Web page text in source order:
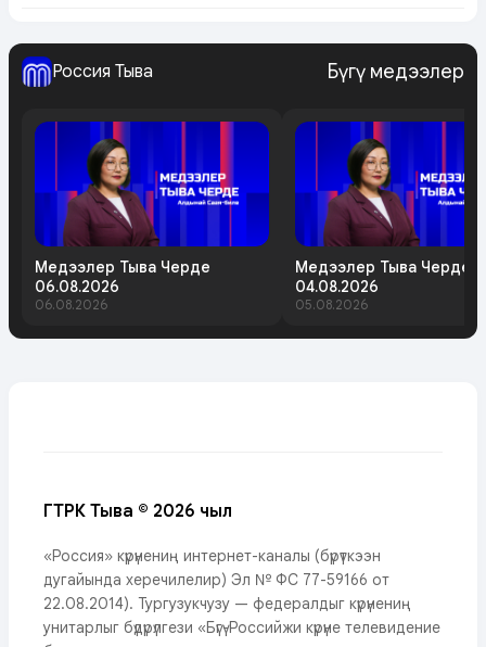
Россия Тыва Бүгү медээлер
Медээлер Тыва Черде
06.08.2026
06.08.2026
Медээлер Тыва Черде
04.08.2026
05.08.2026
ГТРК Тыва © 2026 чыл
«Россия» күрүнениң интернет-каналы (бүрүткээн
дугайында херечилелир) Эл № ФС 77-59166 от
22.08.2014). Тургузукчузу — федералдыг күрүнениң
унитарлыг бүдүрүлгези «Бүгү-Российжи күрүне телевидение